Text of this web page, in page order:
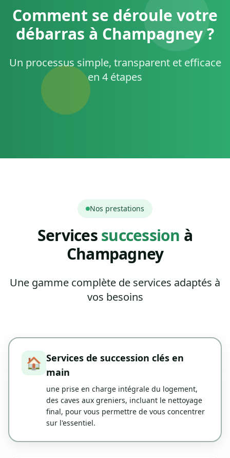
Comment se déroule votre
débarras à Champagney ?
Un processus simple, transparent et efficace
en 4 étapes
Nos prestations
Servicessuccession à
Champagney
Une gamme complète de services adaptés à
vos besoins
🏠 Services de succession clés en
main
une prise en charge intégrale du logement,
des caves aux greniers, incluant le nettoyage
final, pour vous permettre de vous concentrer
sur l'essentiel.